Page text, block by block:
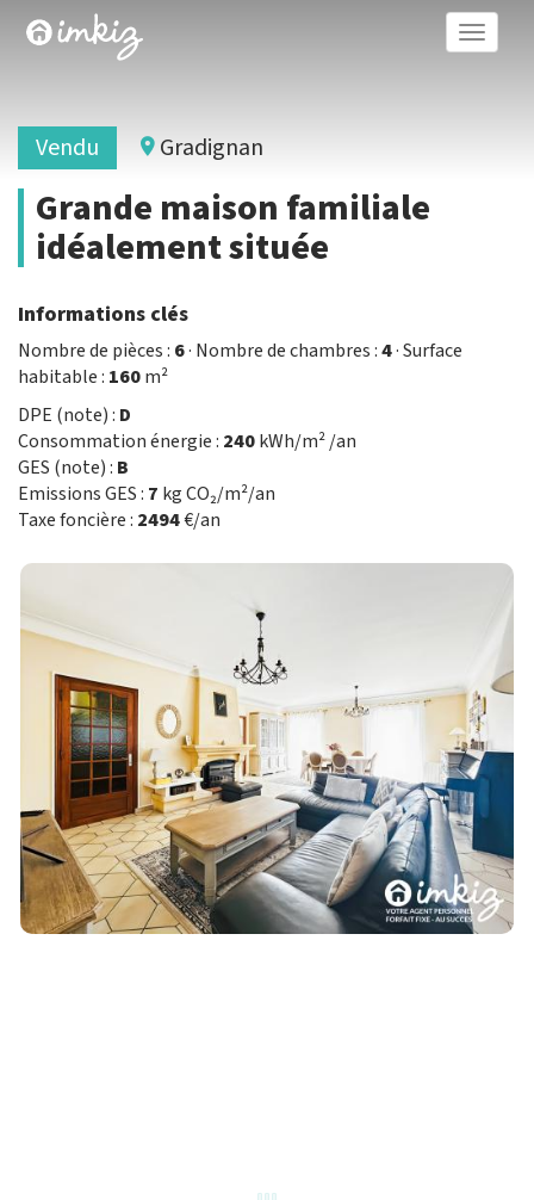
Toggle
Vendu Gradignan
Grande maison familiale
idéalement située
Informations clés
Nombre de pièces : 6· Nombre de chambres :4· Surface
habitable : 160m²
DPE (note) : D
Consommation énergie : 240kWh/m² /an
GES (note) : B
Emissions GES : 7 kg CO₂/m²/an
Taxe foncière : 2494€/an